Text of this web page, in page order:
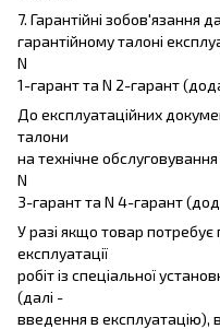
7. Гарантійні зобов'язання
гарантійному талоні
N
1-гарант та N 2-гарант
До експлуатаційних
талони
на технічне
N
3-гарант та N 4-гарант
У разі якщо товар
експлуатації
робіт із спеціальної
(далі -
введення в експлуатацію),